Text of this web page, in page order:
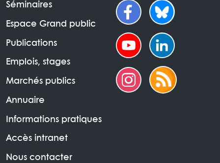
Séminaires
Espace Grand public
Publications
Emplois, stages
Marchés publics
Annuaire
Informations pratiques
Accès intranet
Nous contacter